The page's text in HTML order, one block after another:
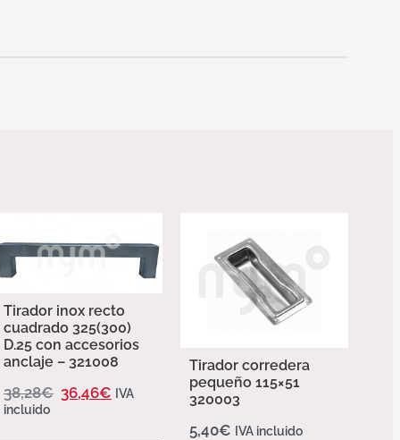
Tirador inox recto
cuadrado 325(300)
D.25 con accesorios
anclaje – 321008
38,28€ 36,46€ IVA
incluido
Tirador corredera
pequeño 115×51
320003
5,40€ IVA incluido